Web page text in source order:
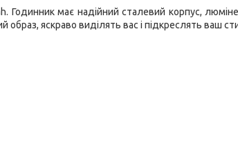
. Годинник має надійний сталевий корпус,
образ, яскраво виділять вас і підкреслять ваш